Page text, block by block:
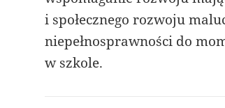
i społecznego rozwoju
niepełnosprawności do
w szkole.